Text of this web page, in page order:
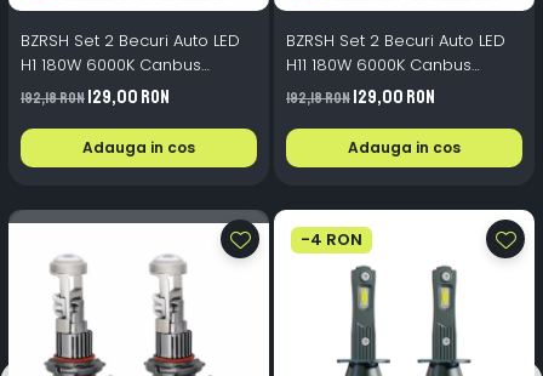
BZRSH Set 2 Becuri Auto LED
H1 180W 6000K Canbus
16000Lm 12V
192,18 RON129,00 RON
Adauga in cos
BZRSH Set 2 Becuri Auto LED
H11 180W 6000K Canbus
16000Lm 12V
192,18 RON129,00 RON
Adauga in cos
-4 RON